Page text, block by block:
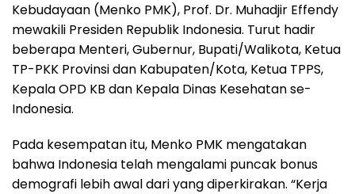
Kebudayaan (Menko PMK), Prof. Dr. Muhadjir Effendy
mewakili Presiden Republik Indonesia. Turut hadir
beberapa Menteri, Gubernur, Bupati/Walikota, Ketua
TP-PKK Provinsi dan Kabupaten/Kota, Ketua TPPS,
Kepala OPD KB dan Kepala Dinas Kesehatan se-
Indonesia.
Pada kesempatan itu, Menko PMK mengatakan
bahwa Indonesia telah mengalami puncak bonus
demografi lebih awal dari yang diperkirakan. “Kerja